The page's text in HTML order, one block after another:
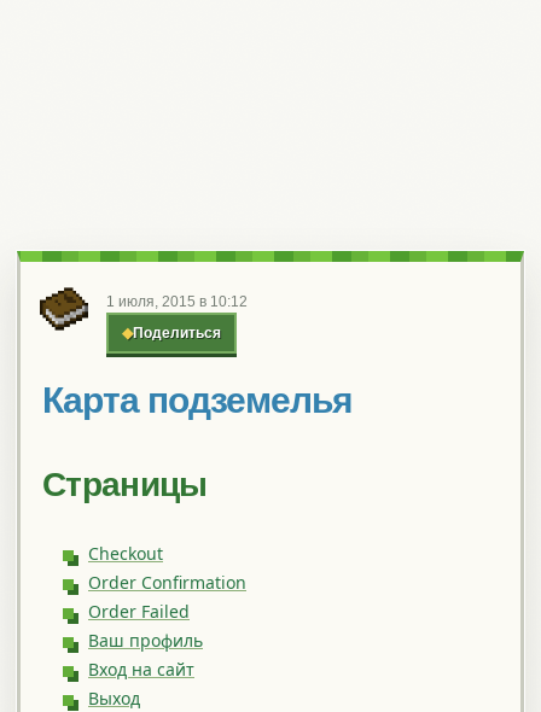
1 июля, 2015 в 10:12
◆Поделиться
Карта подземелья
Страницы
Checkout
Order Confirmation
Order Failed
Ваш профиль
Вход на сайт
Выход